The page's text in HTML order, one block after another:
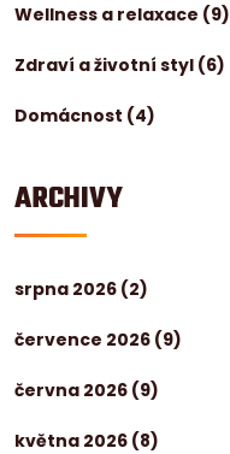
Wellness a relaxace (9)
Zdraví a životní styl (6)
Domácnost (4)
ARCHIVY
srpna 2026 (2)
července 2026 (9)
června 2026 (9)
května 2026 (8)